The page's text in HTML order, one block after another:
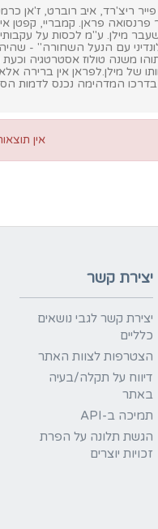
ריצ'רד, איב רוברט, ז'אן
פרנסואה פראן. קמבריי, קפטן
מילן. ע"מ לכסות על
עם הנעל השחורה" -
בתוהו משנה טולוז אסטרטגיה
של מילן.לפראן אין ברירה
בדרכו המדהימה נכנס לדמות
אין
יצירת קשר
יצירת קשר לגבי נושאים
כלליים
הצטרפות לצוות האתר
דיווח על תקלה/בעיה
באתר
תמיכה ב-API
הגשת תלונה על הפרת
זכויות יוצרים